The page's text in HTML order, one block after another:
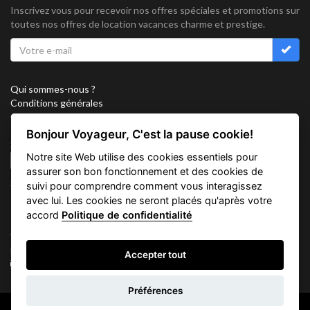
Inscrivez vous pour recevoir nos offres spéciales et promotions sur
toutes nos offres de location vacances charme et prestige.
Qui sommes-nous ?
Conditions générales
Confidentialité
Partenariat
Sitemap
Cookies
Suivez nous sur
Vacation Key Corp. 2905 Point East Drive #L-215. Aventura.
FLORIDA 33160.
Bonjour Voyageur, C'est la pause cookie!
Notre site Web utilise des cookies essentiels pour
assurer son bon fonctionnement et des cookies de
suivi pour comprendre comment vous interagissez
avec lui. Les cookies ne seront placés qu'après votre
accord Politique de confidentialité
Accepter tout
Préférences